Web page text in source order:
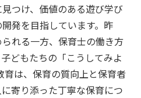
つけ、価値のある遊び学び
発を目指しています。昨
れる一方、保育士の働き方
どもたちの「こうしてみよ
育は、保育の質向上と保育者
寄り添った丁寧な保育につ